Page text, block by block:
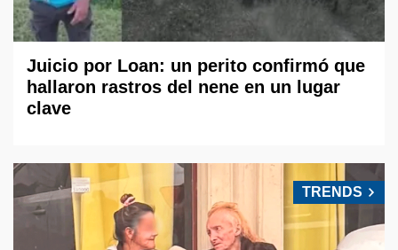
Juicio por Loan: un perito confirmó que
hallaron rastros del nene en un lugar
clave
TRENDS